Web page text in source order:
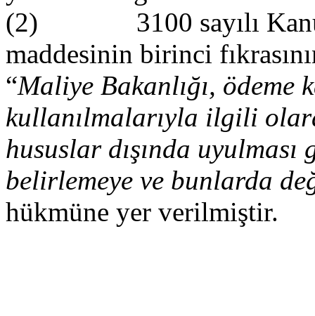
(2) 3100 sayılı
maddesinin birinci
“Maliye Bakanlığı, ödeme
kullanılmalarıyla ilgili
hususlar dışında uyulması
belirlemeye ve bunlarda
hükmüne yer verilmiştir.